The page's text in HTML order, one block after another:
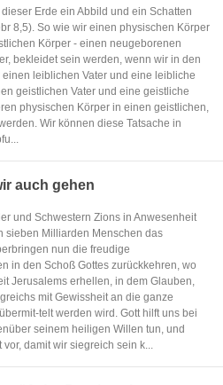
Erde ein Abbild und ein Schatten
8,5). So wie wir einen physischen Körper
Körper - einen neugeborenen
bekleidet sein werden, wenn wir in den
leiblichen Vater und eine leibliche
geistlichen Vater und eine geistliche
physischen Körper in einen geistlichen,
Wir können diese Tatsache in
auch gehen
und Schwestern Zions in Anwesenheit
sieben Milliarden Menschen das
nun die freudige
in den Schoß Gottes zurückkehren, wo
Jerusalems erhellen, in dem Glauben,
mit Gewissheit an die ganze
telt werden wird. Gott hilft uns bei
seinem heiligen Willen tun, und
damit wir siegreich sein k...